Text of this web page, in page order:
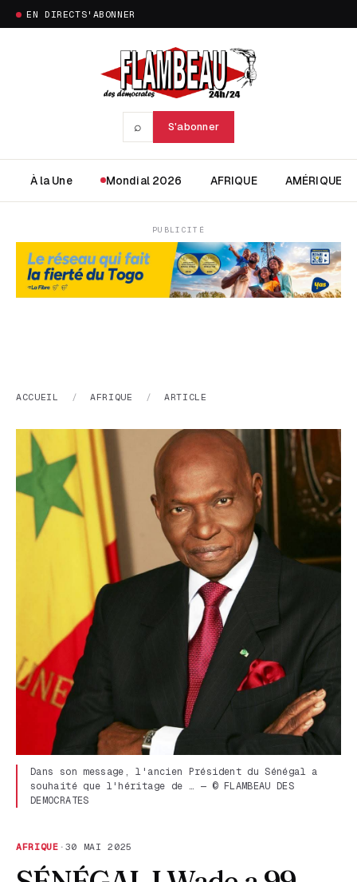
EN DIRECTS'ABONNER
⌕ S'abonner
À la Une Mondial 2026 AFRIQUE AMÉRIQUE
PUBLICITÉ
ACCUEIL / AFRIQUE / ARTICLE
Dans son message, l'ancien Président du Sénégal a
souhaité que l'héritage de … — © FLAMBEAU DES
DEMOCRATES
AFRIQUE · 30 MAI 2025